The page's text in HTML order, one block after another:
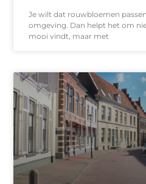
Je wilt dat rouwbloemen
omgeving. Dan helpt het om
mooi vindt, maar met